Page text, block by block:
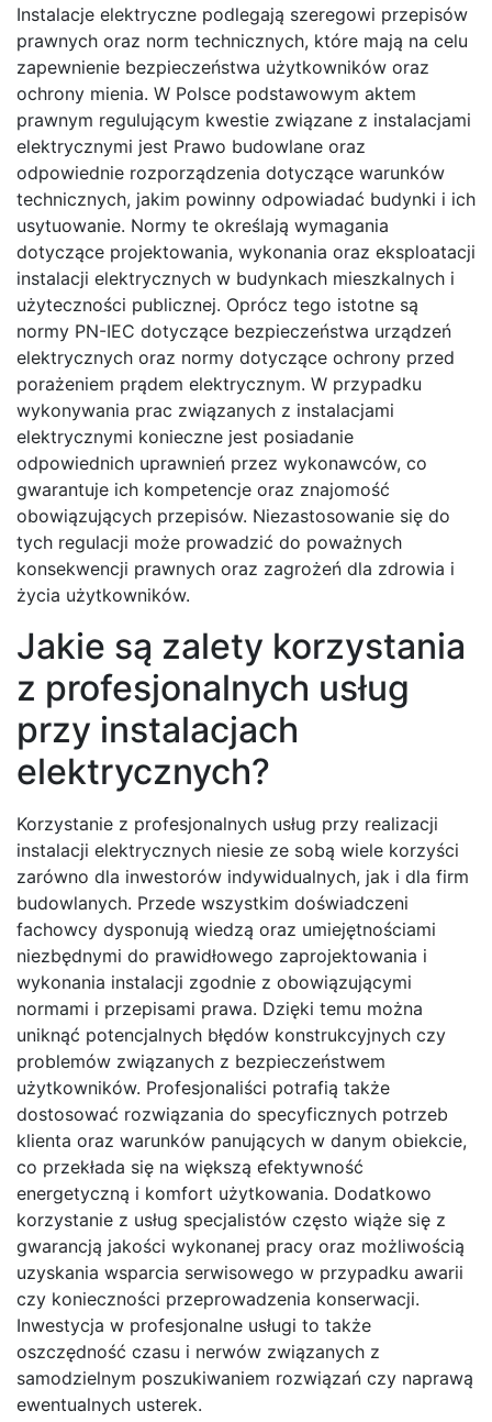
Instalacje elektryczne podlegają szeregowi przepisów
prawnych oraz norm technicznych, które mają na celu
zapewnienie bezpieczeństwa użytkowników oraz
ochrony mienia. W Polsce podstawowym aktem
prawnym regulującym kwestie związane z instalacjami
elektrycznymi jest Prawo budowlane oraz
odpowiednie rozporządzenia dotyczące warunków
technicznych, jakim powinny odpowiadać budynki i ich
usytuowanie. Normy te określają wymagania
dotyczące projektowania, wykonania oraz eksploatacji
instalacji elektrycznych w budynkach mieszkalnych i
użyteczności publicznej. Oprócz tego istotne są
normy PN-IEC dotyczące bezpieczeństwa urządzeń
elektrycznych oraz normy dotyczące ochrony przed
porażeniem prądem elektrycznym. W przypadku
wykonywania prac związanych z instalacjami
elektrycznymi konieczne jest posiadanie
odpowiednich uprawnień przez wykonawców, co
gwarantuje ich kompetencje oraz znajomość
obowiązujących przepisów. Niezastosowanie się do
tych regulacji może prowadzić do poważnych
konsekwencji prawnych oraz zagrożeń dla zdrowia i
życia użytkowników.
Jakie są zalety korzystania
z profesjonalnych usług
przy instalacjach
elektrycznych?
Korzystanie z profesjonalnych usług przy realizacji
instalacji elektrycznych niesie ze sobą wiele korzyści
zarówno dla inwestorów indywidualnych, jak i dla firm
budowlanych. Przede wszystkim doświadczeni
fachowcy dysponują wiedzą oraz umiejętnościami
niezbędnymi do prawidłowego zaprojektowania i
wykonania instalacji zgodnie z obowiązującymi
normami i przepisami prawa. Dzięki temu można
uniknąć potencjalnych błędów konstrukcyjnych czy
problemów związanych z bezpieczeństwem
użytkowników. Profesjonaliści potrafią także
dostosować rozwiązania do specyficznych potrzeb
klienta oraz warunków panujących w danym obiekcie,
co przekłada się na większą efektywność
energetyczną i komfort użytkowania. Dodatkowo
korzystanie z usług specjalistów często wiąże się z
gwarancją jakości wykonanej pracy oraz możliwością
uzyskania wsparcia serwisowego w przypadku awarii
czy konieczności przeprowadzenia konserwacji.
Inwestycja w profesjonalne usługi to także
oszczędność czasu i nerwów związanych z
samodzielnym poszukiwaniem rozwiązań czy naprawą
ewentualnych usterek.